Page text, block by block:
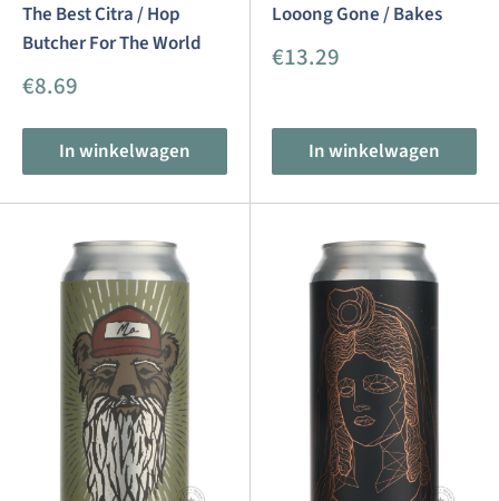
The Best Citra / Hop
Butcher For The World
Aanbiedingsprijs
€8.69
In winkelwagen
Looong Gone / Bakes
Aanbiedingsprijs
€13.29
In winkelwagen